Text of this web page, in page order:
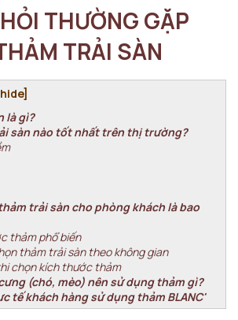
THƯỜNG GẶP
TRẢI SÀN
hide]
là gì?
sàn nào tốt nhất trên thị trường?
trải sàn cho phòng khách là bao
thảm phổ biến
thảm trải sàn theo không gian
chọn kích thước thảm
(chó, mèo) nên sử dụng thảm gì?
tế khách hàng sử dụng thảm BLANC'